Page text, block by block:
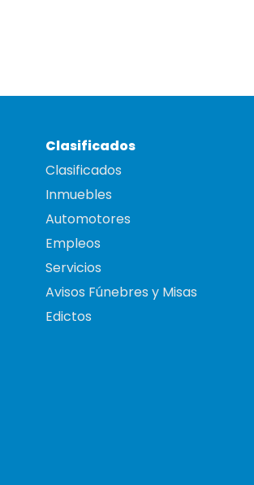
Clasificados
Clasificados
Inmuebles
Automotores
Empleos
Servicios
Avisos Fúnebres y Misas
Edictos